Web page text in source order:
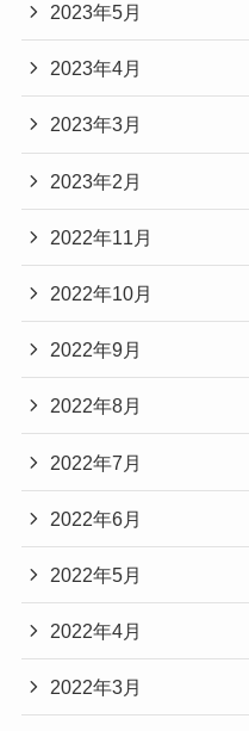
2023年5月
2023年4月
2023年3月
2023年2月
2022年11月
2022年10月
2022年9月
2022年8月
2022年7月
2022年6月
2022年5月
2022年4月
2022年3月